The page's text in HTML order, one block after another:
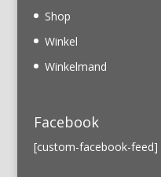
Shop
Winkel
Winkelmand
Facebook
[custom-facebook-feed]